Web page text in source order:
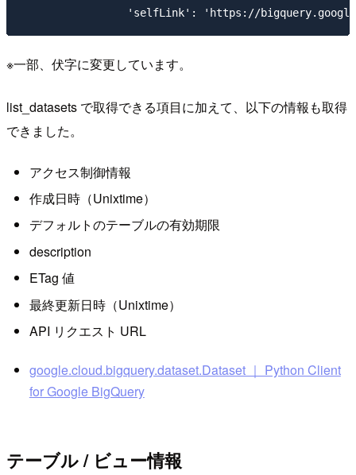
※一部、伏字に変更しています。
list_datasets で取得できる項目に加えて、以下の情報も取得
できました。
アクセス制御情報
作成日時（Unixtime）
デフォルトのテーブルの有効期限
description
ETag 値
最終更新日時（Unixtime）
API リクエスト URL
google.cloud.bigquery.dataset.Dataset ｜ Python Client
for Google BigQuery
テーブル / ビュー情報